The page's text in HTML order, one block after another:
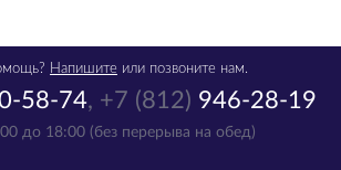
58-74, +7 (812) 946-28-19
до 18:00 (без перерыва на обед)
Напишите или позвоните нам.